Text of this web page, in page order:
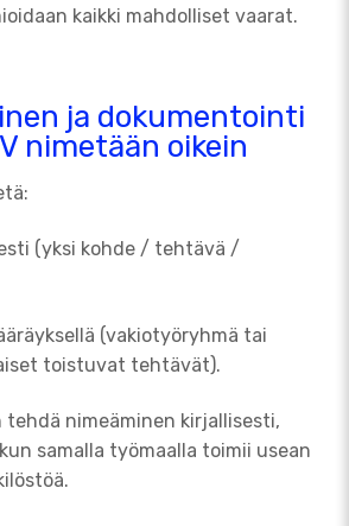
kaikki mahdolliset vaarat.
ja dokumentointi
nimetään oikein
(yksi kohde / tehtävä /
(vakiotyöryhmä tai
toistuvat tehtävät).
tehdä nimeäminen kirjallisesti,
samalla työmaalla toimii usean